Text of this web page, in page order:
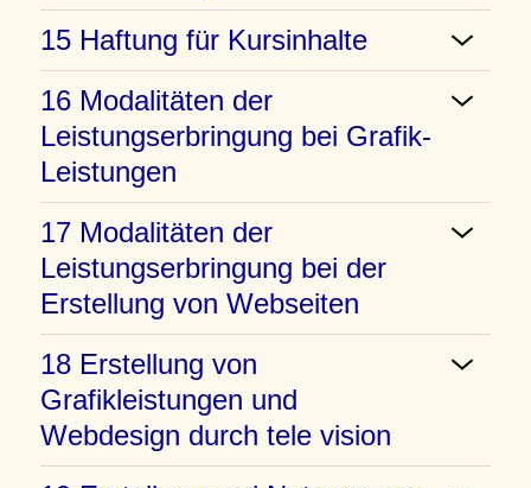
15 Haftung für Kursinhalte
16 Modalitäten der
Leistungserbringung bei Grafik-
Leistungen
17 Modalitäten der
Leistungserbringung bei der
Erstellung von Webseiten
18 Erstellung von
Grafikleistungen und
Webdesign durch tele vision